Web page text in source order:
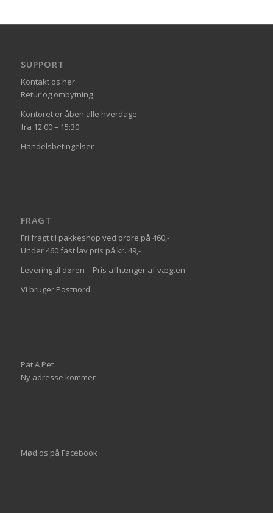
SUPPORT
Kontakt os her
Retur og ombytning
Kontoret er åben alle hverdage
fra 12:00 – 15:30
Handelsbetingelser
FRAGT
Fri fragt til pakkeshop ved ordre på 460,-
Under 460 fast lav pris på kr. 49,-
Levering til døren – Pris afhænger af vægten
Vi bruger Postnord
Pat A Pet
Ny adresse kommer
Mød os på Facebook